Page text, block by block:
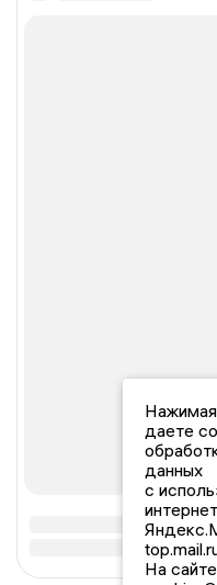
даете
данных
с
На